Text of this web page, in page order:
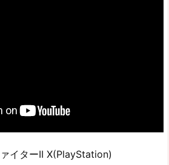
イターII X(PlayStation)